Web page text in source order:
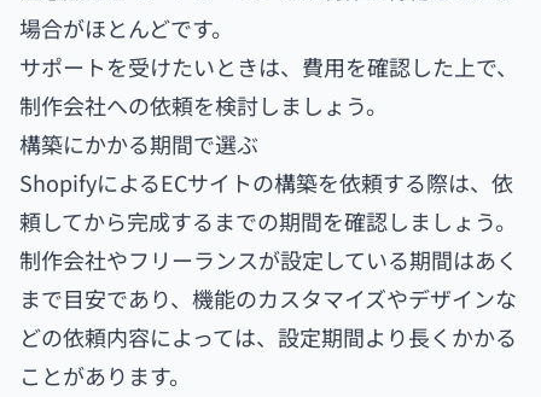
場合がほとんどです。
サポートを受けたいときは、費用を確認した上で、
制作会社への依頼を検討しましょう。
構築にかかる期間で選ぶ
ShopifyによるECサイトの構築を依頼する際は、依
頼してから完成するまでの期間を確認しましょう。
制作会社やフリーランスが設定している期間はあく
まで目安であり、機能のカスタマイズやデザインな
どの依頼内容によっては、設定期間より長くかかる
ことがあります。